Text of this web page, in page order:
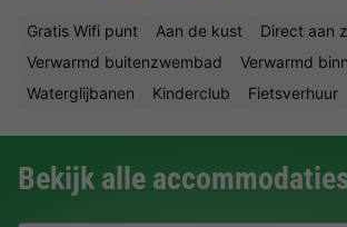
Gratis Wifi punt Aan de kust
Direct aan
Verwarmd buitenzwembad
Verwarmd
Waterglijbanen
Kinderclub Fietsverhuur
Bekijk alle